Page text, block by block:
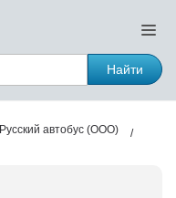
Найти
Русский автобус (ООО)